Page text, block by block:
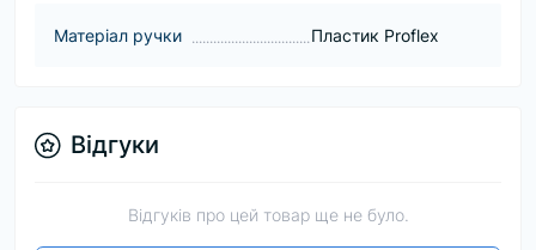
Матеріал ручки Пластик Proflex
Відгуки
Відгуків про цей товар ще не було.